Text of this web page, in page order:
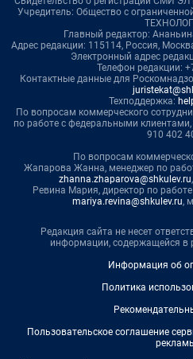
Учредитель: Общество с
Главный редактор:
Адрес редакции: 115114, Россия,
Электронный адрес
Телефон редакции:
Контактные данные для
Техподдержка:
По вопросам коммерческого
по работе с федеральными клиентами,
910 402
По вопросам
Жапарова Жанна, менеджер по
zhanna.zhaparova@shkulev.ru
Ревина Мария, директор по
mariya.revina@shkulev.ru,
Редакция сайта не несет
информации, содержащейся в
Информация об
Политика
Пользовательское соглашение